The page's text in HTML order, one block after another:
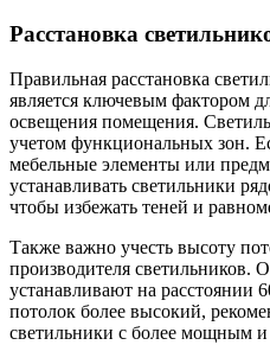
Расстановка
Правильная расстановка
является ключевым фактором
освещения помещения.
учетом функциональных зон.
мебельные элементы или
устанавливать светильники
чтобы избежать теней и
Также важно учесть высоту
производителя светильников.
устанавливают на расстоянии
потолок более высокий,
светильники с более мощным